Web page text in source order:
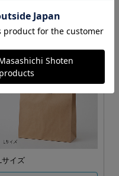
カートに入れる
サイズ